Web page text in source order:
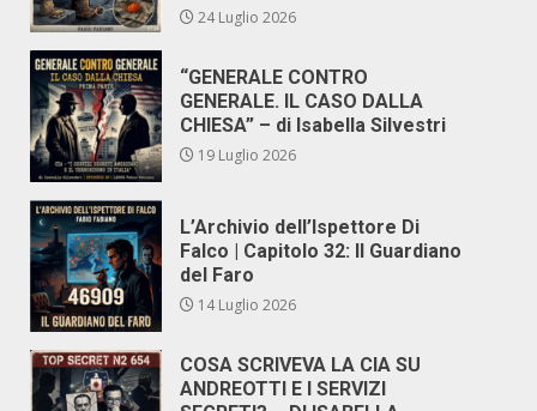
24 Luglio 2026
“GENERALE CONTRO
GENERALE. IL CASO DALLA
CHIESA” – di Isabella Silvestri
19 Luglio 2026
L’Archivio dell’Ispettore Di
Falco | Capitolo 32: Il Guardiano
del Faro
14 Luglio 2026
COSA SCRIVEVA LA CIA SU
ANDREOTTI E I SERVIZI